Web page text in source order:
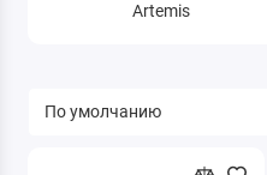
Artemis